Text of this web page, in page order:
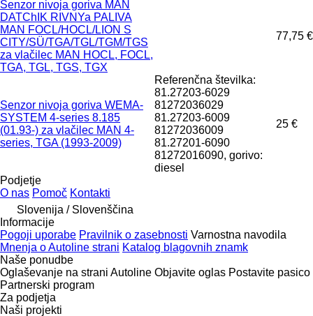
Senzor nivoja goriva MAN
DATChIK RIVNYa PALIVA
MAN FOCL/HOCL/LION S
CITY/SÜ/TGA/TGL/TGM/TGS
za vlačilec MAN HOCL, FOCL,
TGA, TGL, TGS, TGX
77,75 €
Senzor nivoja goriva WEMA-
SYSTEM 4-series 8.185
(01.93-) za vlačilec MAN 4-
series, TGA (1993-2009)
Referenčna številka:
81.27203-6029
81272036029
81.27203-6009
81272036009
81.27201-6090
81272016090, gorivo:
diesel
25 €
Podjetje
O nas Pomoč Kontakti
Slovenija / Slovenščina
Informacije
Pogoji uporabe Pravilnik o zasebnosti Varnostna navodila
Mnenja o Autoline strani Katalog blagovnih znamk
Naše ponudbe
Oglaševanje na strani Autoline Objavite oglas Postavite pasico
Partnerski program
Za podjetja
Naši projekti